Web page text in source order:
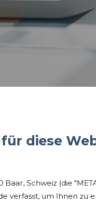
diese
Baar, Schweiz (die
verfasst, um Ihnen zu